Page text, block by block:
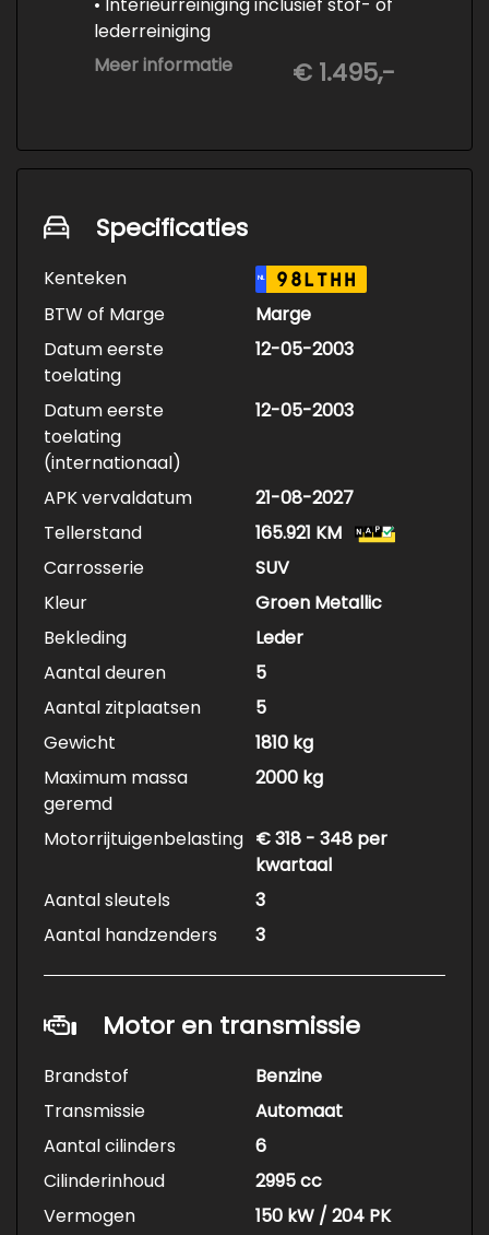
lederreiniging
• 3-staps lakcorrectie
• Keramische Coating (+/- 5 jaar)
Meer informatie € 1.495,-
Specificaties
Kenteken NL 98LTHH
BTW of Marge
Marge
Datum eerste
toelating
12-05-2003
Datum eerste
toelating
(internationaal)
12-05-2003
APK vervaldatum
21-08-2027
Tellerstand
165.921 KM
Carrosserie
SUV
Kleur
Groen Metallic
Bekleding
Leder
Aantal deuren
5
Aantal zitplaatsen
5
Gewicht
1810 kg
Maximum massa
geremd
2000 kg
Motorrijtuigenbelasting € 318 - 348 per
kwartaal
Aantal sleutels
3
Aantal handzenders
3
Motor en transmissie
Brandstof
Benzine
Transmissie
Automaat
Aantal cilinders
6
Cilinderinhoud
2995 cc
Vermogen
150 kW / 204 PK